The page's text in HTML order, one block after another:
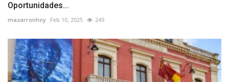
Oportunidades...
mazarronhoy Feb 10, 2025 249